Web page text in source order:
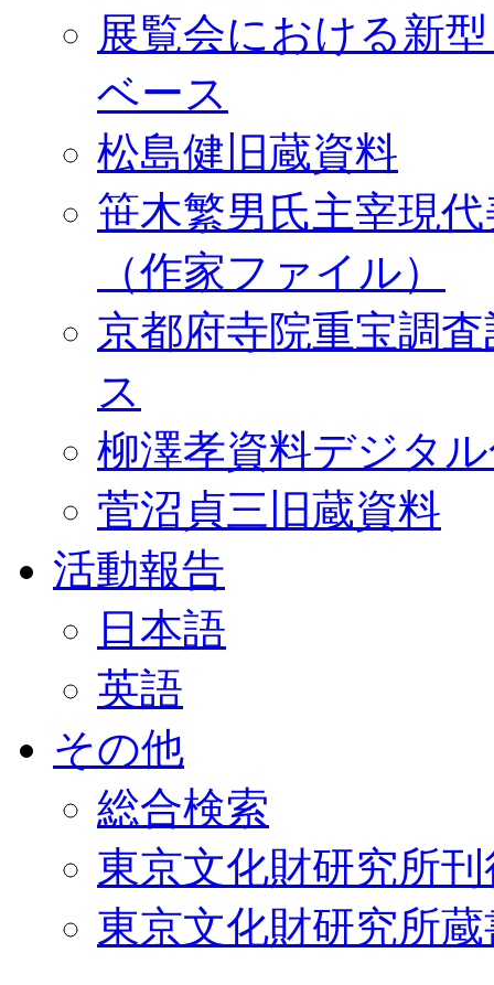
展覧会における新
ベース
松島健旧蔵資料
笹木繁男氏主宰現
（作家ファイル）
京都府寺院重宝調
ス
柳澤孝資料デジタ
菅沼貞三旧蔵資料
活動報告
日本語
英語
その他
総合検索
東京文化財研究所
東京文化財研究所